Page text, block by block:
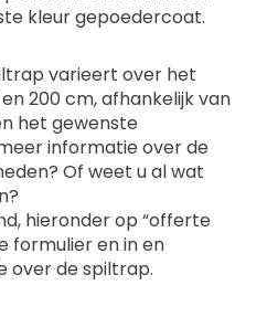
kleur gepoedercoat.
varieert over het
200 cm, afhankelijk van
het gewenste
informatie over de
Of weet u al wat
hieronder op “offerte
formulier en in en
over de spiltrap.